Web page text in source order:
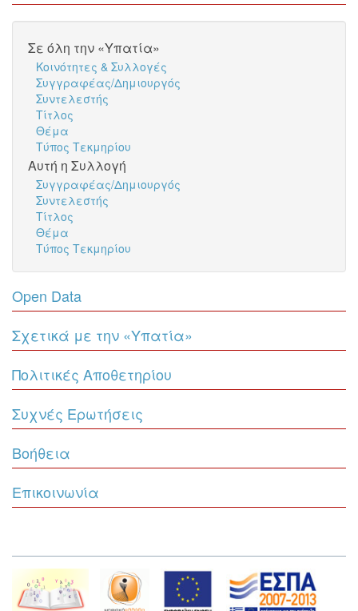
Σε όλη την «Υπατία»
Κοινότητες & Συλλογές
Συγγραφέας/Δημιουργός
Συντελεστής
Τίτλος
Θέμα
Τύπος Τεκμηρίου
Αυτή η Συλλογή
Συγγραφέας/Δημιουργός
Συντελεστής
Τίτλος
Θέμα
Τύπος Τεκμηρίου
Open Data
Σχετικά με την «Υπατία»
Πολιτικές Αποθετηρίου
Συχνές Ερωτήσεις
Βοήθεια
Επικοινωνία